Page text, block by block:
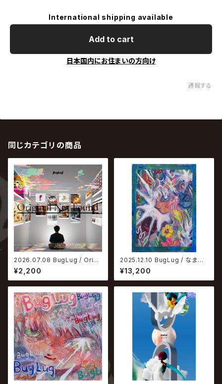
International shipping available
Add to cart
日本国内にお住まいの方向け
通報する
同じカテゴリの商品
2026.07.08 BugLug / Origi
nal Not Found【通常盤】
¥2,200
2025.12.10 BugLug / なまい
ろ。【完全生産限定盤】
¥13,200